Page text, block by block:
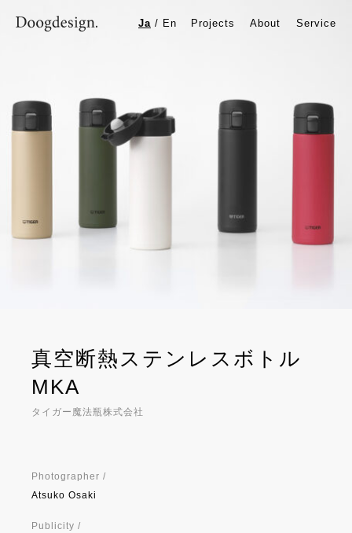
Ja / En Projects About Service
真空断熱ステンレスボトル
MKA
タイガー魔法瓶株式会社
Photographer /
Atsuko Osaki
Publicity /